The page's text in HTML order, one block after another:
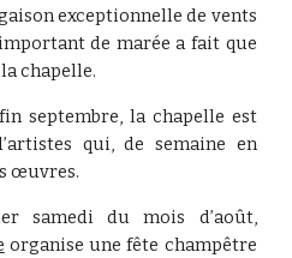
exceptionnelle de vents
de marée a fait que
chapelle.
septembre, la chapelle est
qui, de semaine en
œuvres.
samedi du mois d’août,
organise une fête champêtre